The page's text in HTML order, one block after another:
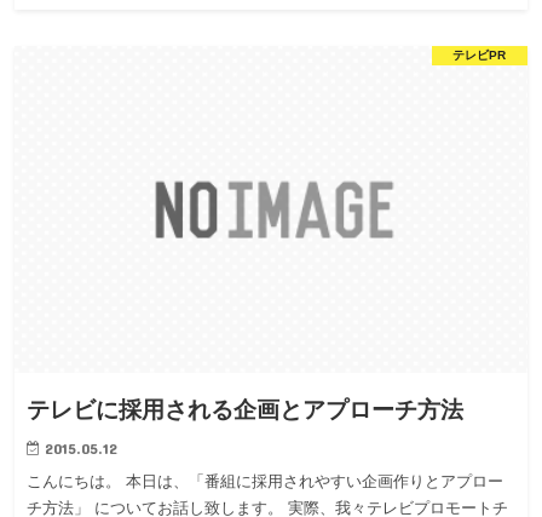
テレビPR
テレビに採用される企画とアプローチ方法
2015.05.12
こんにちは。 本日は、「番組に採用されやすい企画作りとアプロー
チ方法」 についてお話し致します。 実際、我々テレビプロモートチ